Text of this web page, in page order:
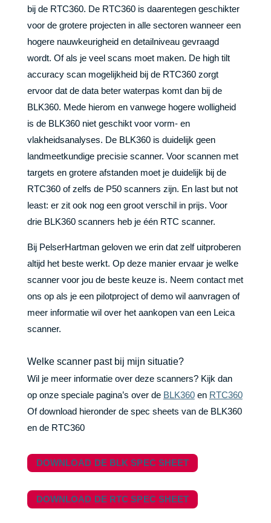
bij de RTC360. De RTC360 is daarentegen geschikter
voor de grotere projecten in alle sectoren wanneer een
hogere nauwkeurigheid en detailniveau gevraagd
wordt. Of als je veel scans moet maken. De high tilt
accuracy scan mogelijkheid bij de RTC360 zorgt
ervoor dat de data beter waterpas komt dan bij de
BLK360. Mede hierom en vanwege hogere wolligheid
is de BLK360 niet geschikt voor vorm- en
vlakheidsanalyses. De BLK360 is duidelijk geen
landmeetkundige precisie scanner. Voor scannen met
targets en grotere afstanden moet je duidelijk bij de
RTC360 of zelfs de P50 scanners zijn. En last but not
least: er zit ook nog een groot verschil in prijs. Voor
drie BLK360 scanners heb je één RTC scanner.
Bij PelserHartman geloven we erin dat zelf uitproberen
altijd het beste werkt. Op deze manier ervaar je welke
scanner voor jou de beste keuze is. Neem contact met
ons op als je een pilotproject of demo wil aanvragen of
meer informatie wil over het aankopen van een Leica
scanner.
Welke scanner past bij mijn situatie?
Wil je meer informatie over deze scanners? Kijk dan
op onze speciale pagina’s over de BLK360en RTC360
Of download hieronder de spec sheets van de BLK360
en de RTC360
DOWNLOAD DE BLK SPEC SHEET
DOWNLOAD DE RTC SPEC SHEET